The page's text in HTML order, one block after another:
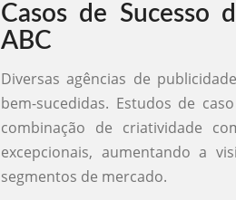
Casos de Sucesso
ABC
Diversas agências de
bem-sucedidas. Estudos de
combinação de criatividade
excepcionais, aumentando a
segmentos de mercado.